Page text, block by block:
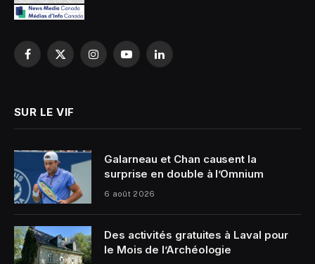
Facebook
X
InstagramYouTubeLinkedIn
SUR LE VIF
Galarneau et Chan causent la
surprise en double à l’Omnium
6 août 2026
Des activités gratuites à Laval pour
le Mois de l’Archéologie